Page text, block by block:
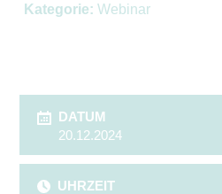
Kategorie: Webinar
DATUM
20.12.2024
UHRZEIT